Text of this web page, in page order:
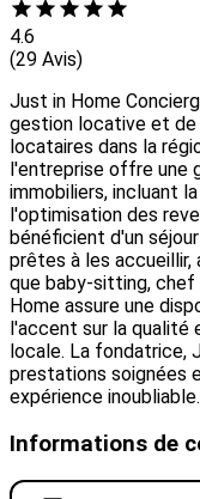
4.6
(29 Avis)
Just in Home
gestion locative et de
locataires dans la
l'entreprise offre une
immobiliers, incluant
l'optimisation des
bénéficient d'un
prêtes à les accueillir,
que baby-sitting,
Home assure une
l'accent sur la qualité
locale. La fondatrice,
prestations soignées
expérience inoubliable.
Informations de